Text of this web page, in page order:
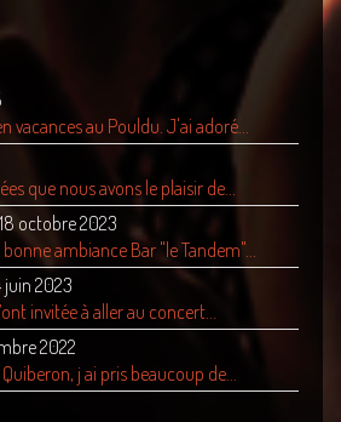
vacances au Pouldu. J'ai adoré...
que nous avons le plaisir de...
18 octobre 2023
ambiance Bar "le Tandem"...
juin 2023
invitée à aller au concert...
2022
j ai pris beaucoup de...